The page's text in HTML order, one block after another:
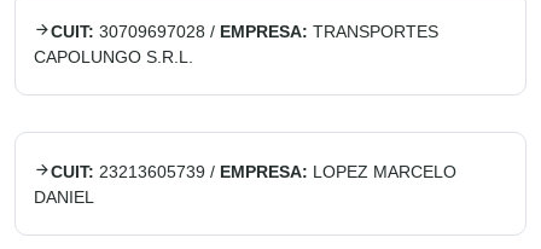
CUIT: 30709697028 / EMPRESA: TRANSPORTES
CAPOLUNGO S.R.L.
CUIT: 23213605739 / EMPRESA: LOPEZ MARCELO
DANIEL